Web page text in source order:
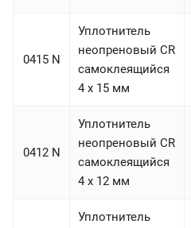
0415 N
Уплотнитель
неопреновый CR
самоклеящийся
4 х 15 мм
0412 N
Уплотнитель
неопреновый CR
самоклеящийся
4 х 12 мм
Уплотнитель